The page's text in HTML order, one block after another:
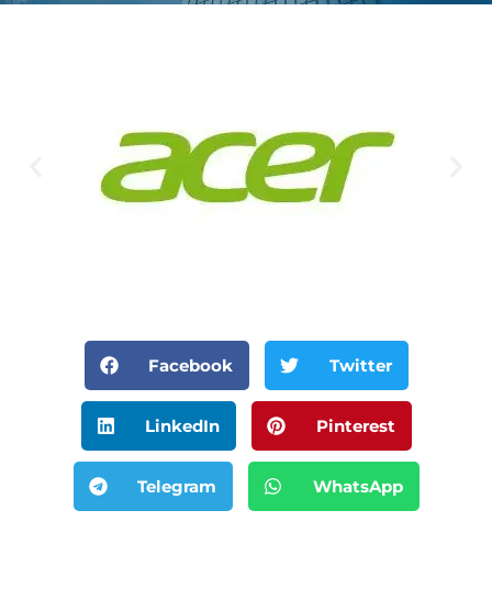
Facebook Twitter
LinkedIn Pinterest
Telegram WhatsApp